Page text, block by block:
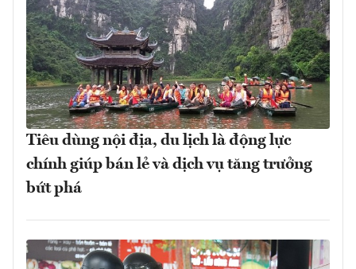
Tiêu dùng nội địa, du lịch là động lực
chính giúp bán lẻ và dịch vụ tăng trưởng
bứt phá